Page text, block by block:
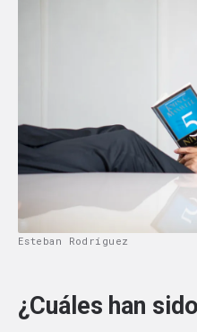
Esteban Rodríguez
¿Cuáles han